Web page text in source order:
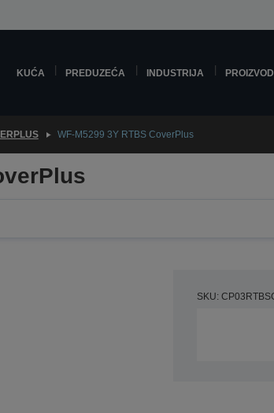
KUĆA PREDUZEĆA INDUSTRIJA
WF-M5299 3Y RTBS CoverPlus
SKU: